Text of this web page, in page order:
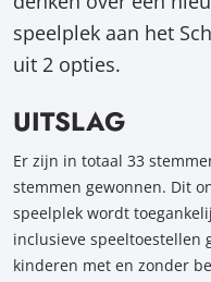
speelplek aan het
uit 2 opties.
UITSLAG
Er zijn in totaal 33
stemmen gewonnen. Dit
speelplek wordt
inclusieve speeltoestellen
kinderen met en zonder